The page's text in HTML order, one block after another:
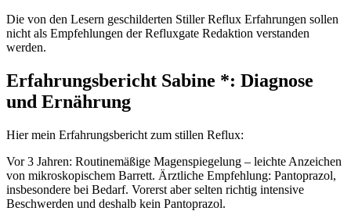
Die von den Lesern geschilderten Stiller Reflux Erfahrungen sollen
nicht als Empfehlungen der Refluxgate Redaktion verstanden
werden.
Erfahrungsbericht Sabine *: Diagnose
und Ernährung
Hier mein Erfahrungsbericht zum stillen Reflux:
Vor 3 Jahren: Routinemäßige Magenspiegelung – leichte Anzeichen
von mikroskopischem Barrett. Ärztliche Empfehlung: Pantoprazol,
insbesondere bei Bedarf. Vorerst aber selten richtig intensive
Beschwerden und deshalb kein Pantoprazol.